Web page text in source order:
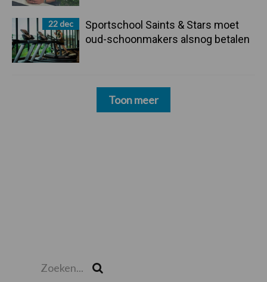
22 dec
Sportschool Saints & Stars moet
oud-schoonmakers alsnog betalen
Toon meer